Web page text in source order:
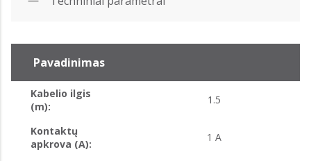
Pavadinimas
Kabelio ilgis
(m):
1.5
Kontaktų
apkrova (A):
1 A